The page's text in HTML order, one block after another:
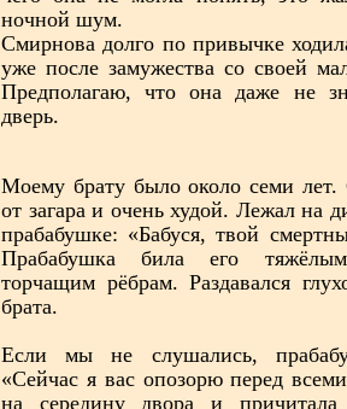
ночной шум.
Смирнова долго по привычке
уже после замужества со своей
Предполагаю, что она даже не
дверь.
Моему брату было около семи
от загара и очень худой. Лежал на
прабабушке: «Бабуся, твой
Прабабушка била его
торчащим рёбрам. Раздавался
брата.
Если мы не слушались,
«Сейчас я вас опозорю перед
на середину двора и